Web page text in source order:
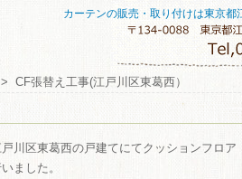
カーテンの販売・取り付けは東京都
CF張替え工事(江戸川区東葛西）
川区東葛西の戸建てにてクッションフロア
ました。